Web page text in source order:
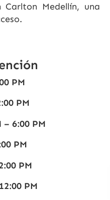
Carlton Medellín, una
PM
PM
– 6:00 PM
PM
PM
PM